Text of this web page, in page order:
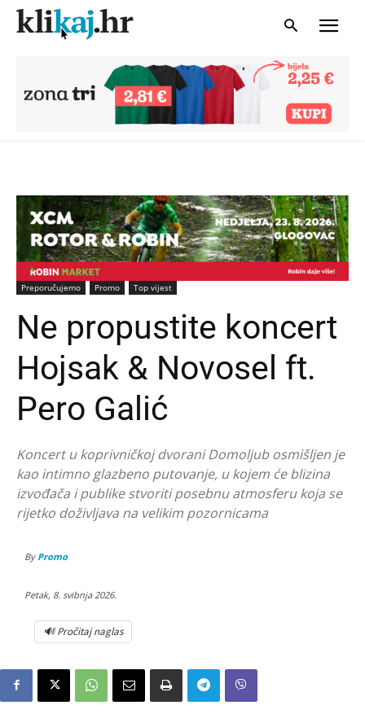
Preporučujemo Promo Top vijest
Ne propustite koncert
Hojsak & Novosel ft.
Pero Galić
Koncert u koprivničkoj dvorani Domoljub osmišljen je
kao intimno glazbeno putovanje, u kojem će blizina
izvođača i publike stvoriti posebnu atmosferu koja se
rijetko doživljava na velikim pozornicama
By Promo
Petak, 8. svibnja 2026.
🔊 Pročitaj naglas